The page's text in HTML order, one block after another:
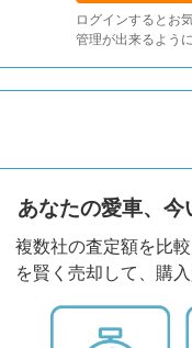
ログインするとお
管理が出来るよう
あなたの愛車、今
複数社の査定額を比
を賢く売却して、購